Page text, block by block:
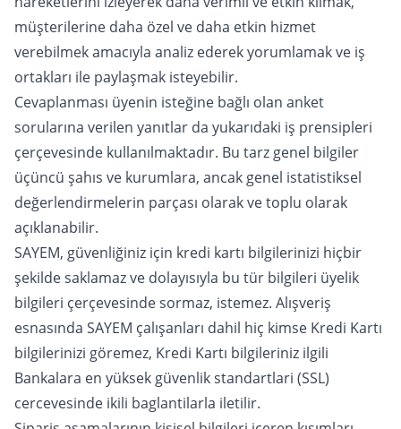
müşterilerine daha özel ve daha etkin hizmet
verebilmek amacıyla analiz ederek yorumlamak ve iş
ortakları ile paylaşmak isteyebilir.
Cevaplanması üyenin isteğine bağlı olan anket
sorularına verilen yanıtlar da yukarıdaki iş prensipleri
çerçevesinde kullanılmaktadır. Bu tarz genel bilgiler
üçüncü şahıs ve kurumlara, ancak genel istatistiksel
değerlendirmelerin parçası olarak ve toplu olarak
açıklanabilir.
SAYEM, güvenliğiniz için kredi kartı bilgilerinizi hiçbir
şekilde saklamaz ve dolayısıyla bu tür bilgileri üyelik
bilgileri çerçevesinde sormaz, istemez. Alışveriş
esnasında SAYEM çalışanları dahil hiç kimse Kredi Kartı
bilgilerinizi göremez, Kredi Kartı bilgileriniz ilgili
Bankalara en yüksek güvenlik standartlari (SSL)
cercevesinde ikili baglantilarla iletilir.